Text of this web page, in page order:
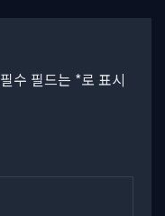
필수 필드는 *로 표시